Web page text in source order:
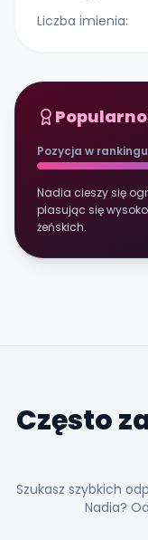
Liczba imienia:
Pozycja w rankingu
Nadia cieszy się
plasując się
żeńskich.
Często
Szukasz szybkich
Nadia?